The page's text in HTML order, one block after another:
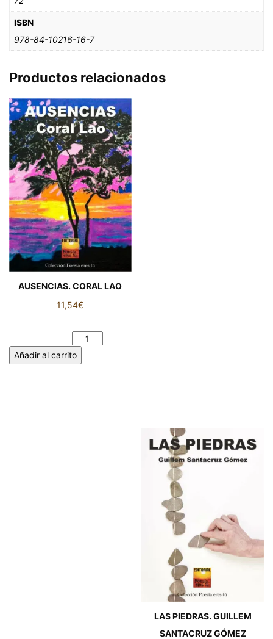
ISBN
978-84-10216-16-7
Productos relacionados
AUSENCIAS. CORAL LAO
11,54€
Añadir al carrito
LAS PIEDRAS. GUILLEM
SANTACRUZ GÓMEZ